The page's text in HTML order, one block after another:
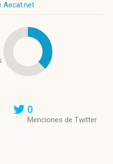
Aecat.net
0
Menciones de Twitter